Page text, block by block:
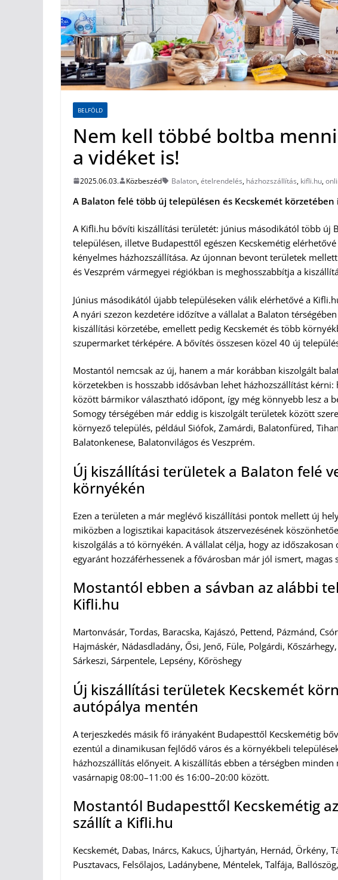
BELFÖLD
Nem kell többé boltba
a vidéket is!
2025.06.03. Közbeszéd Balaton,ételrendelés, házhozszállítás, kifli.hu,
A Balaton felé több új településen és Kecskemét
A Kifli.hu bővíti kiszállítási területét: június másodikától több új
településen, illetve Budapesttől egészen Kecskemétig
kényelmes házhozszállítása. Az újonnan bevont területek
és Veszprém vármegyei régiókban is meghosszabbítja a
Június másodikától újabb településeken válik elérhetővé a
A nyári szezon kezdetére időzítve a vállalat a Balaton
kiszállítási körzetébe, emellett pedig Kecskemét és több
szupermarket térképére. A bővítés összesen közel 40 új
Mostantól nemcsak az új, hanem a már korábban kiszolgált
körzetekben is hosszabb idősávban lehet házhozszállítást
között bármikor választható időpont, így még könnyebb lesz a
Somogy térségében már eddig is kiszolgált területek között
környező település, például Siófok, Zamárdi, Balatonfüred,
Balatonkenese, Balatonvilágos és Veszprém.
Új kiszállítási területek a Balaton felé
környékén
Ezen a területen a már meglévő kiszállítási pontok mellett új
miközben a logisztikai kapacitások átszervezésének
kiszolgálás a tó környékén. A vállalat célja, hogy az
egyaránt hozzáférhessenek a fővárosban már jól ismert, magas
Mostantól ebben a sávban az alábbi
Kifli.hu
Martonvásár, Tordas, Baracska, Kajászó, Pettend, Pázmánd,
Hajmáskér, Nádasdladány, Ősi, Jenő, Füle, Polgárdi,
Sárkeszi, Sárpentele, Lepsény, Kőröshegy
Új kiszállítási területek Kecskemét
autópálya mentén
A terjeszkedés másik fő irányaként Budapesttől Kecskemétig
ezentúl a dinamikusan fejlődő város és a környékbeli
házhozszállítás előnyeit. A kiszállítás ebben a térségben
vasárnapig 08:00–11:00 és 16:00–20:00 között.
Mostantól Budapesttől Kecskemétig
szállít a Kifli.hu
Kecskemét, Dabas, Inárcs, Kakucs, Újhartyán, Hernád, Örkény,
Pusztavacs, Felsőlajos, Ladánybene, Méntelek, Talfája,